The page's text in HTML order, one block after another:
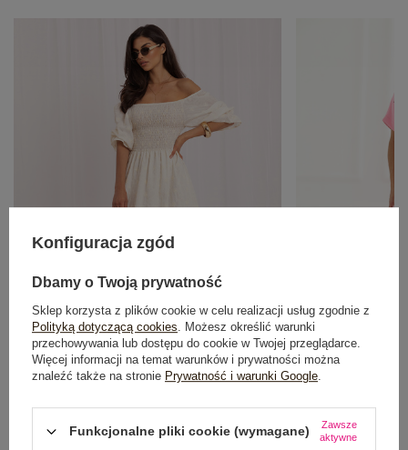
Konfiguracja zgód
Dbamy o Twoją prywatność
Sklep korzysta z plików cookie w celu realizacji usług zgodnie z
Polityką dotyczącą cookies. Możesz określić warunki
przechowywania lub dostępu do cookie w Twojej przeglądarce.
Więcej informacji na temat warunków i prywatności można
znaleźć także na stronie Prywatność i warunki Google.
Funkcjonalne pliki cookie (wymagane)
Zawsze
aktywne